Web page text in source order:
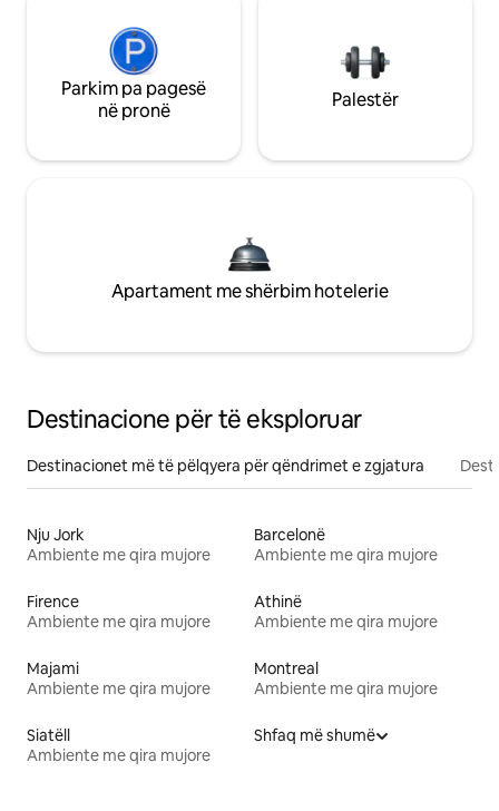
Parkim pa pagesë
në pronë
Palestër
Apartament me shërbim hotelerie
Destinacione për të eksploruar
Destinacionet më të pëlqyera për qëndrimet e zgjatura
Nju Jork
Ambiente me qira mujore
Barcelonë
Ambiente me qira mujore
Firence
Ambiente me qira mujore
Athinë
Ambiente me qira mujore
Majami
Ambiente me qira mujore
Montreal
Ambiente me qira mujore
Siatëll
Ambiente me qira mujore
Shfaq më shumë